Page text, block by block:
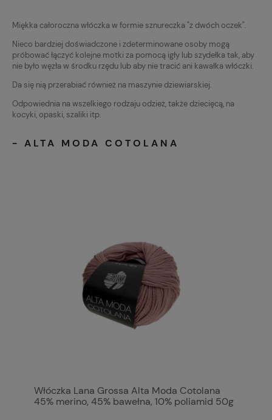
Miękka całoroczna włóczka w formie sznureczka "z dwóch oczek".
Nieco bardziej doświadczone i zdeterminowane osoby mogą
próbować łączyć kolejne motki za pomocą igły lub szydełka tak, aby
nie było węzła w środku rzędu lub aby nie tracić ani kawałka włóczki.
Da się nią przerabiać również na maszynie dziewiarskiej.
Odpowiednia na wszelkiego rodzaju odzież, także dziecięcą, na
kocyki, opaski, szaliki itp.
- ALTA MODA COTOLANA
Włóczka Lana Grossa Alta Moda Cotolana
45% merino, 45% bawełna, 10% poliamid 50g